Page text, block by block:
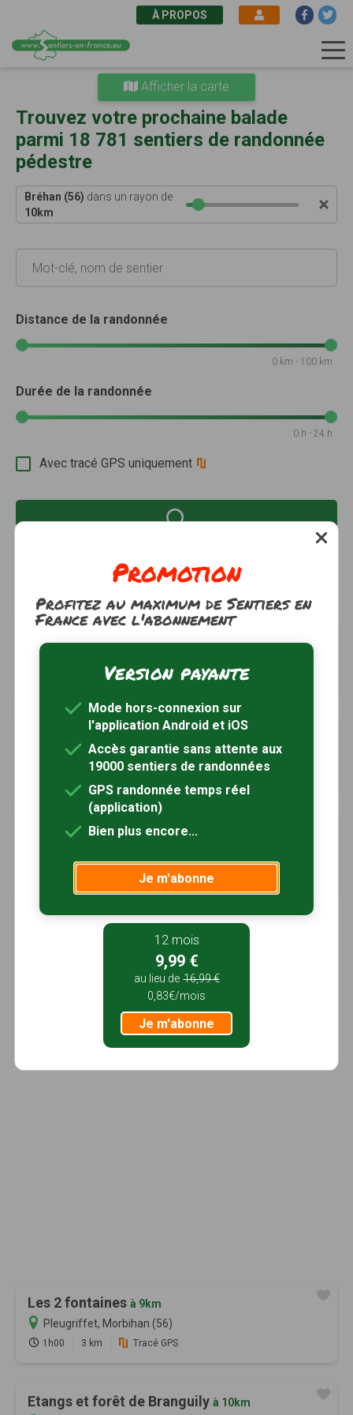
principal
À PROPOS
Trouvez votre prochaine balade
parmi 18 781 sentiers de randonnée
pédestre
Bréhan (56) dans un rayon de
10km
Distance de la randonnée
0 km - 100 km
Durée de la randonnée
0 h - 24 h
Avec tracé GPS uniquement
qui correspondent à vos critères de
Réinitialiser
4.5 km Tracé GPS
Circuit de l'Abbaye de Timadeuc
Crédin, Morbihan (56)
Circuit du bois de Couëdic
Tracé GPS
Les 2 fontaines à 9km
Pleugriffet, Morbihan (56)
1h00 3 km Tracé GPS
Etangs et forêt de Branguily à 10km
Afficher la carte
Promotion
Profitez au maximum de Sentiers en
France avec l'abonnement
Version payante
Mode hors-connexion sur
l'application Android et iOS
Accès garantie sans attente aux
19000 sentiers de randonnées
GPS randonnée temps réel
(application)
Bien plus encore...
Je m'abonne
12 mois
9,99 €
au lieu de 16,99 €
0,83€/mois
Je m'abonne